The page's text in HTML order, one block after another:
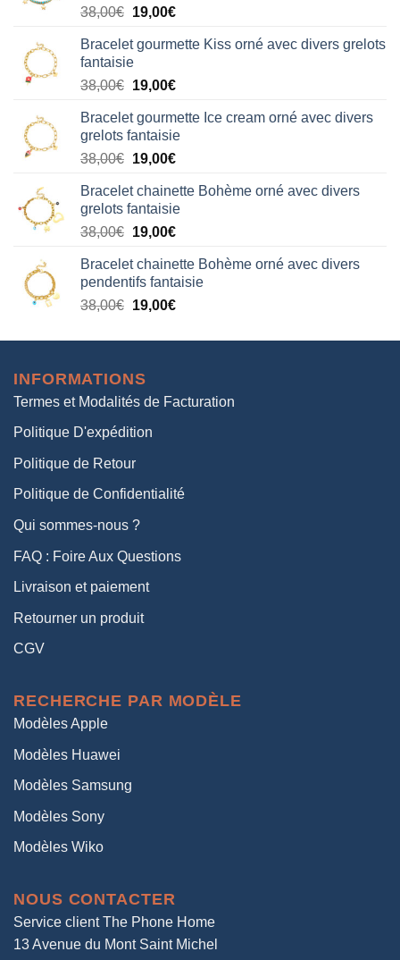
38,00€ Le
initial
était :
38,00€.
19,00€Le
actuel
19,00€.
Bracelet gourmette Kiss orné avec divers grelots
fantaisie
38,00€ Le
initial
était :
38,00€.
19,00€Le
actuel
est :
19,00€.
Bracelet gourmette Ice cream orné avec divers
grelots fantaisie
38,00€ Le
initial
était :
38,00€.
19,00€Le
actuel
est :
19,00€.
Bracelet chainette Bohème orné avec divers
grelots fantaisie
38,00€ Le
initial
était :
38,00€.
19,00€Le
actuel
est :
19,00€.
Bracelet chainette Bohème orné avec divers
pendentifs fantaisie
38,00€ Le
initial
38,00€.
19,00€Le
actuel
INFORMATIONS
Termes et Modalités de Facturation
Politique D'expédition
Politique de Retour
Politique de Confidentialité
Qui sommes-nous ?
FAQ : Foire Aux Questions
Livraison et paiement
Retourner un produit
CGV
RECHERCHE PAR MODÈLE
Modèles Apple
Modèles Huawei
Modèles Samsung
Modèles Sony
Modèles Wiko
NOUS CONTACTER
Service client The Phone Home
13 Avenue du Mont Saint Michel